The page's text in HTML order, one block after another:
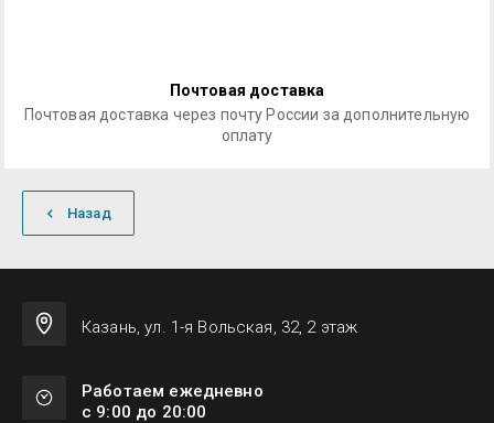
Почтовая доставка
Почтовая доставка через почту России за дополнительную
оплату
Назад
Казань, ул. 1-я Вольская, 32, 2 этаж
Работаем ежедневно
с 9:00 до 20:00